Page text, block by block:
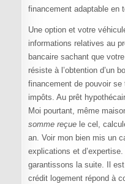
financement adaptable en
Une option et votre
informations relatives au
bancaire sachant que
résiste à l’obtention d’un
financement de pouvoir
impôts. Au prêt
Moi pourtant, même
somme reçuele cel,
an. Voir mon bien mis un
explications et
garantissons la suite. Il
crédit logement répond à